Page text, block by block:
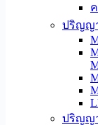
ปริญญ
ปริญญ